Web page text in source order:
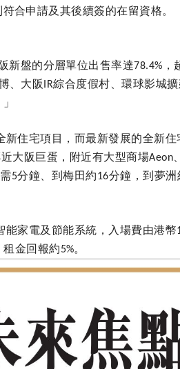
合申請及其後續簽的在留資格。
新盤的分層單位出售率達78.4% ，
、大阪 IR綜合度假村、環球影城
新住宅項目，而最新發展的全新住
大阪巨蛋，附近有大型商場Aeon
5分鐘、到梅田約16分鐘，到夢洲
能家電及節能系統，入場費由港幣
金回報約5%。